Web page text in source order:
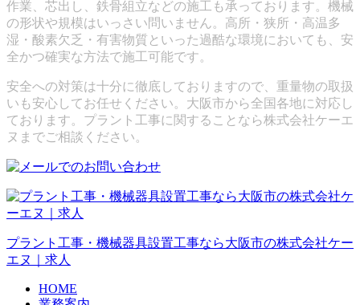
作業、芯出し、鉄骨組立などの施工も承っております。機械
の形状や規模はいっさい問いません。高所・狭所・高温多
湿・酸素欠乏・有害物質といった過酷な環境においても、安
全かつ確実な方法で施工可能です。
安全への対策は十分に徹底しておりますので、重量物の取扱
いも安心してお任せください。大阪市から全国各地に対応し
ております。プラント工事に関することなら株式会社ケーエ
ヌまでご相談ください。
プラント工事・機械器具設置工事なら大阪市の株式会社ケー
エヌ｜求人
HOME